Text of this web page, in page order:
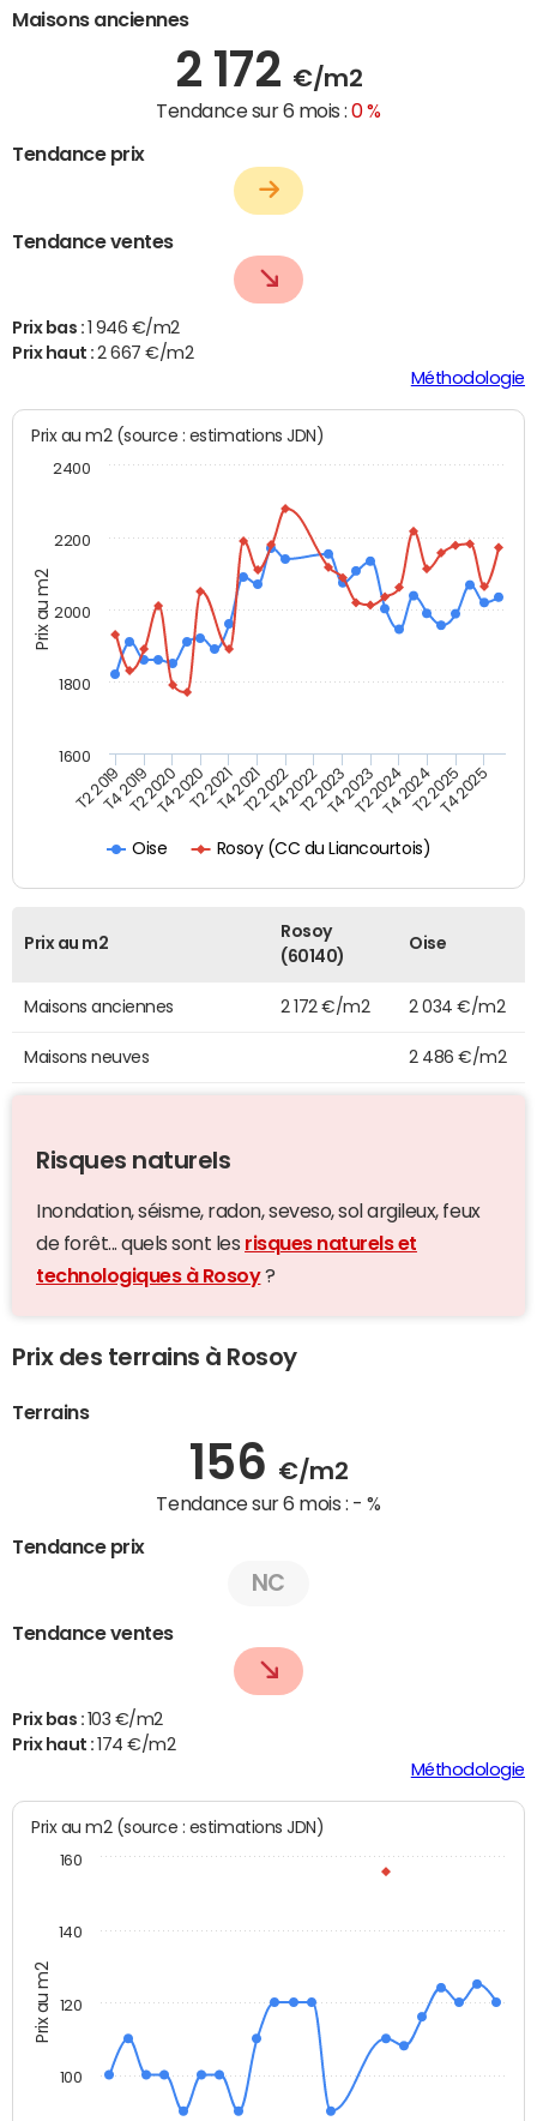
Maisons anciennes
2 172 €/m2
Tendance sur 6 mois :0 %
Tendance prix
Tendance ventes
Prix bas :
1 946 €/m2
Prix haut :2 667 €/m2
Méthodologie
Prix au m2
Prix au m2 (source : estimations JDN)
Oise Rosoy (CC du Liancourtois)
T2 2019T4 2019T2 2020T4 2020T2 2021T4 2021T2 2022T4 2022T2 2023T4 2023T2 2024T4 2024T2 2025T4 2025
1800
2000
2200
2400
1600
Prix au m2
Rosoy
(60140)
Oise
Maisons anciennes 2 172 €/m2 2 034 €/m2
Maisons neuves 2 486 €/m2
Risques naturels
Inondation, séisme, radon, seveso, sol argileux, feux
de forêt... quels sont les risques naturels et
technologiques à Rosoy?
Prix des terrains à Rosoy
Terrains
156 €/m2
Tendance sur 6 mois : - %
Tendance prix
NC
Tendance ventes
Prix bas : 103 €/m2
Prix haut : 174 €/m2
Méthodologie
Prix au m2
Prix au m2 (source : estimations JDN)
100
120
140
160